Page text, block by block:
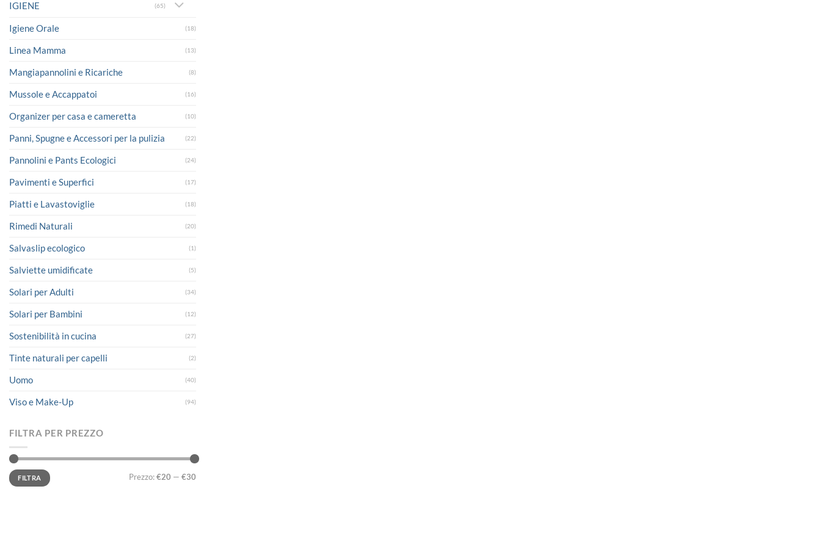
IGIENE (65)
Igiene Orale (18)
Linea Mamma (13)
Mangiapannolini e Ricariche (8)
Mussole e Accappatoi (16)
Organizer per casa e cameretta (10)
Panni, Spugne e Accessori per la pulizia (22)
Pannolini e Pants Ecologici (24)
Pavimenti e Superfici (17)
Piatti e Lavastoviglie (18)
Rimedi Naturali (20)
Salvaslip ecologico (1)
Salviette umidificate (5)
Solari per Adulti (34)
Solari per Bambini (12)
Sostenibilità in cucina (27)
Tinte naturali per capelli (2)
Uomo (40)
Viso e Make-Up (94)
FILTRA PER PREZZO
Prezzo
Min
Prezzo
MaxFILTRA Prezzo:€20 — €30